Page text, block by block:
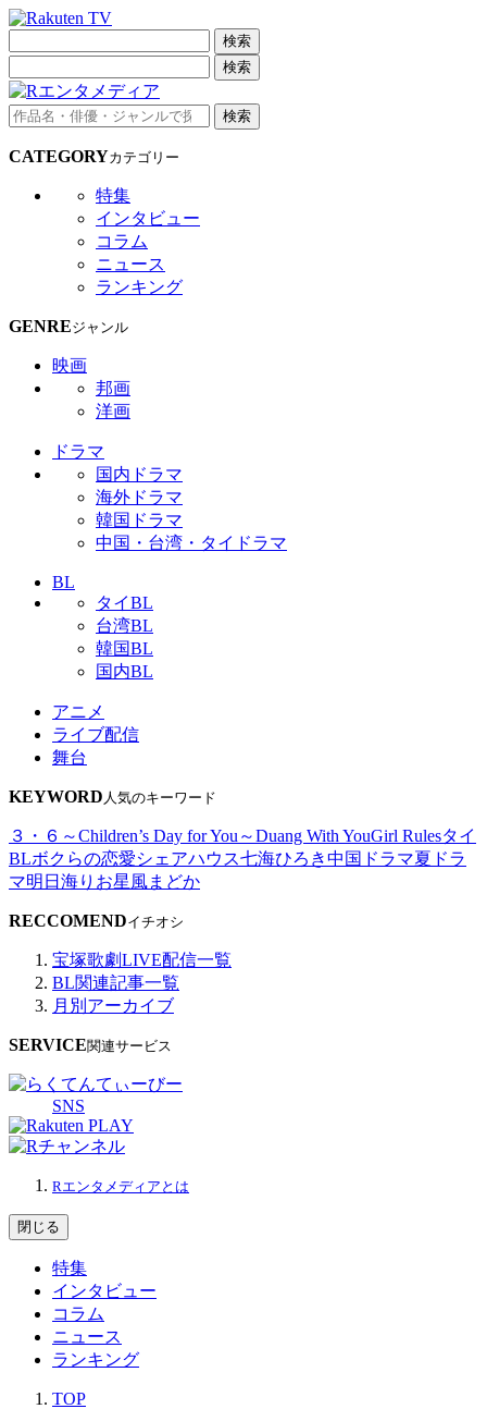
検索
検索
検索
CATEGORYカテゴリー
特集
インタビュー
コラム
ニュース
ランキング
GENREジャンル
映画
邦画
洋画
ドラマ
国内ドラマ
海外ドラマ
韓国ドラマ
中国・台湾・タイドラマ
BL
タイBL
台湾BL
韓国BL
国内BL
アニメ
ライブ配信
舞台
KEYWORD 人気のキーワード
３・６～Children’s Day for You～Duang With YouGirl Rulesタイ
BLボクらの恋愛シェアハウス七海ひろき中国ドラマ夏ドラ
マ明日海りお星風まどか
RECCOMENDイチオシ
宝塚歌劇LIVE配信一覧
BL関連記事一覧
月別アーカイブ
SERVICE関連サービス
SNS
Rエンタメディアとは
閉じる
特集
インタビュー
コラム
ニュース
ランキング
TOP